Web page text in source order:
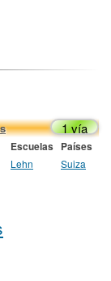
1 vía
Escuelas Países
Lehn Suiza